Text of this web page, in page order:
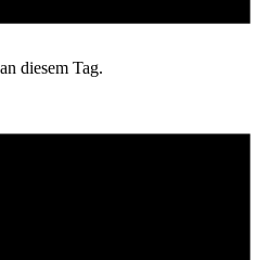
diesem Tag.